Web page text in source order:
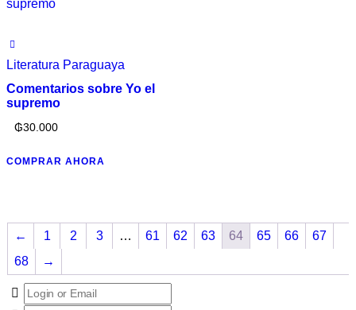
Literatura Paraguaya
Comentarios sobre Yo el
supremo
₲30.000
COMPRAR AHORA
← 1 2 3 … 61 62 63 64 65 66
67
68
→